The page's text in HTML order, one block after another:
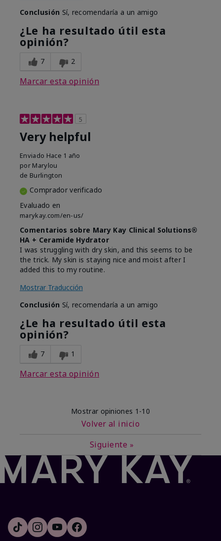
Conclusión Sí, recomendaría a un amigo
¿Le ha resultado útil esta
opinión?
7 2
Marcar esta opinión
5
Very helpful
Enviado Hace 1 año
por Marylou
de Burlington
Comprador verificado
Evaluado en
marykay.com/en-us/
Comentarios sobre Mary Kay Clinical Solutions®
HA + Ceramide Hydrator
I was struggling with dry skin, and this seems to be
the trick. My skin is staying nice and moist after I
added this to my routine.
Mostrar Traducción
Conclusión Sí, recomendaría a un amigo
¿Le ha resultado útil esta
opinión?
7 1
Marcar esta opinión
Mostrar opiniones 1-10
Volver al inicio
Siguiente »